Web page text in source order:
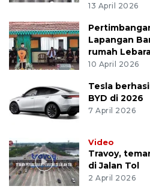
13 April 2026
Lapangan
rumah
10 April 2026
Tesla
BYD di 2026
7 April 2026
Video
Travoy,
di Jalan Tol
2 April 2026